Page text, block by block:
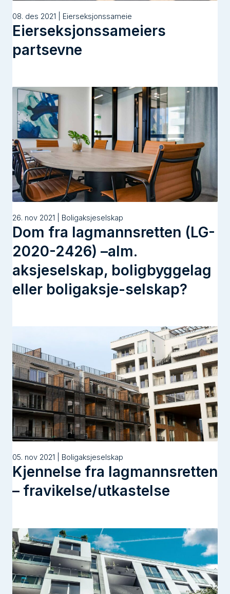
08. des 2021 | Eierseksjonssameie
Eierseksjonssameiers
partsevne
26. nov 2021 | Boligaksjeselskap
Dom fra lagmannsretten (LG-
2020-2426) –alm.
aksjeselskap, boligbyggelag
eller boligaksje-selskap?
05. nov 2021 | Boligaksjeselskap
Kjennelse fra lagmannsretten
– fravikelse/utkastelse